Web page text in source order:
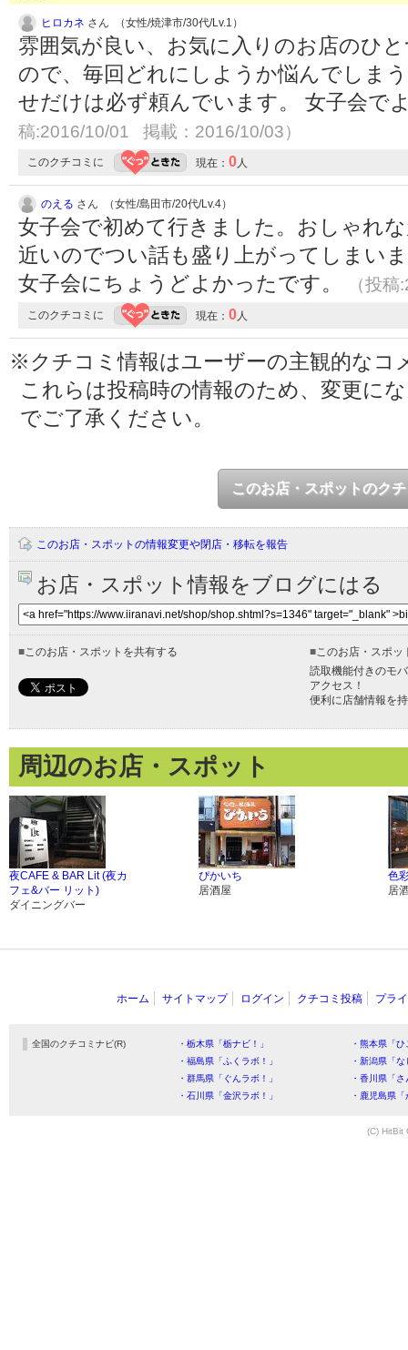
ヒロカネ さん （女性/焼津市/30代/Lv.1）
雰囲気が良い、お気に入りのお店のひ
ので、毎回どれにしようか悩んでしま
せだけは必ず頼んでいます。 女子会で
稿:2016/10/01 掲載：2016/10/03）
このクチコミに 現在： 0人
のえる さん （女性/島田市/20代/Lv.4）
女子会で初めて行きました。おしゃれ
近いのでつい話も盛り上がってしまい
女子会にちょうどよかったです。
（投
このクチコミに 現在： 0人
※クチコミ情報はユーザーの主観的なコ
これらは投稿時の情報のため、変更に
でご了承ください。
このお店・スポットのク
このお店・スポットの情報変更や閉店・移転を報告
お店・スポット情報をブログにはる
■このお店・スポットを共有する ■このお店・スポッ
読取機能付きのモ
アクセス！
便利に店舗情報を
周辺のお店・スポット
夜CAFE & BAR Lit (夜カ
フェ&バー リット)
ダイニングバー
ぴかいち
居酒屋
色
居
ホーム サイトマップ ログイン クチコミ投稿 プラ
全国のクチコミナビ(R) ・栃木県「栃ナビ！」
・熊本県「
・福島県「ふくラボ！」
・新潟県「
・群馬県「ぐんラボ！」
・香川県「
・石川県「金沢ラボ！」
・鹿児島県
(C) HitBit